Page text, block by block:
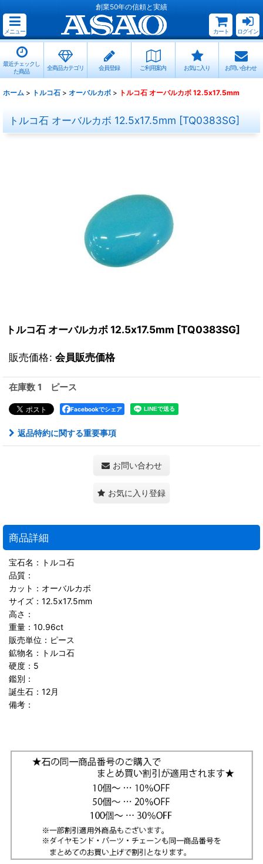
創業50年の信頼と実績
メニュー カート ログイン
最近チェックし
た商品
全商品カテゴリ 会員登録 ご利用案内 お気に入り お問い合わせ
ホーム > トルコ石 > オーバルカボ > トルコ石 オーバルカボ 12.5x17.5mm
トルコ石 オーバルカボ 12.5x17.5mm [TQ0383SG]
トルコ石 オーバルカボ 12.5x17.5mm [TQ0383SG]
販売価格: 会員販売価格
在庫数 1 ピース
Facebookでシェア
返品特約に関する重要事項
お問い合わせ
お気に入り登録
商品詳細
宝石名：トルコ石
品質：
カット：オーバルカボ
サイズ：12.5x17.5mm
高さ：
重量：10.96ct
販売単位：ピース
鉱物名：トルコ石
硬度：5
鑑別：
誕生石：12月
備考：